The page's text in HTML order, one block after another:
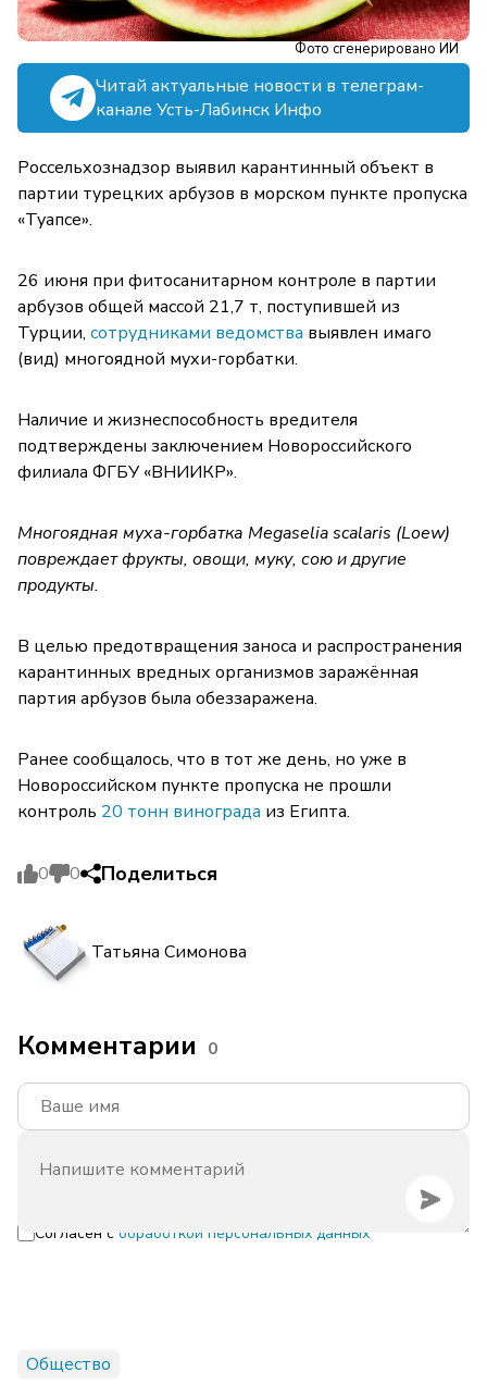
Фото сгенерировано ИИ
Читай актуальные новости в телеграм-
канале Усть-Лабинск Инфо
Россельхознадзор выявил карантинный объект в
партии турецких арбузов в морском пункте пропуска
«Туапсе».
26 июня при фитосанитарном контроле в партии
арбузов общей массой 21,7 т, поступившей из
Турции, сотрудниками ведомства выявлен имаго
(вид) многоядной мухи-горбатки.
Наличие и жизнеспособность вредителя
подтверждены заключением Новороссийского
филиала ФГБУ «ВНИИКР».
Многоядная муха-горбатка Megaselia scalaris (Loew)
повреждает фрукты, овощи, муку, сою и другие
продукты.
В целью предотвращения заноса и распространения
карантинных вредных организмов заражённая
партия арбузов была обеззаражена.
Ранее сообщалось, что в тот же день, но уже в
Новороссийском пункте пропуска не прошли
контроль 20 тонн винограда из Египта.
0 0 Поделиться
Татьяна Симонова
Комментарии 0
Согласен с обработкой персональных данных
Общество